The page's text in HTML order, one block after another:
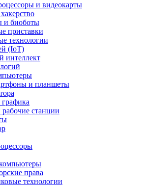
и видеокарты
и биоботы
приставки
технологии
(IoT)
интеллект
и планшеты
станции
права
технологии